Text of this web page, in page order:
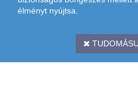
élményt nyújtsa.